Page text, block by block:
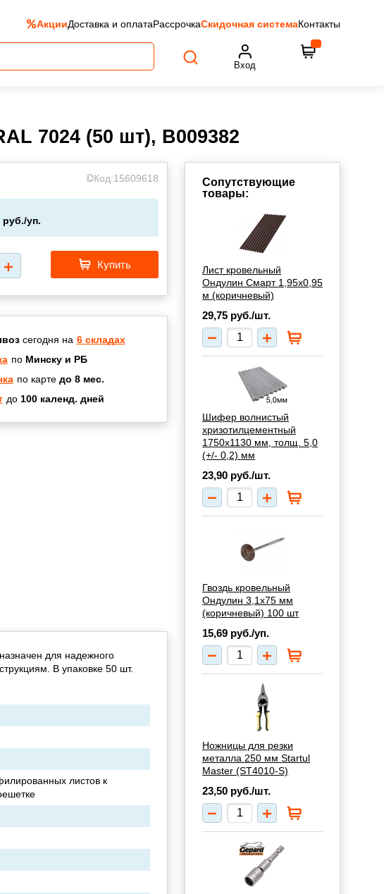
АкцииДоставка и оплатаРассрочкаСкидочная системаКонтакты
Вход
7024 (50 шт), B009382
Код:15609618
руб./уп.
Купить
сегодня на 6 складах
по Минску и РБ
по карте до 8 мес.
до 100 календ. дней
для надежного
В упаковке 50 шт.
листов к
Сопутствующие
товары:
Лист кровельный
Ондулин Смарт 1,95х0,95
м (коричневый)
29,75 руб./шт.
Шифер волнистый
хризотилцементный
1750х1130 мм, толщ. 5,0
(+/- 0,2) мм
23,90 руб./шт.
Гвоздь кровельный
Ондулин 3,1х75 мм
(коричневый) 100 шт
15,69 руб./уп.
Ножницы для резки
металла 250 мм Startul
Master (ST4010-S)
23,50 руб./шт.